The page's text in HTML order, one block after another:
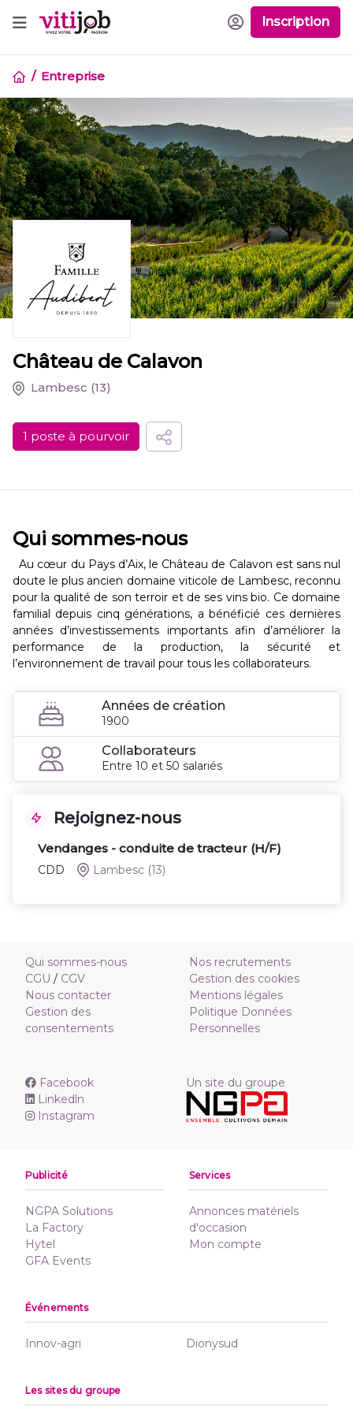
Inscription
Entreprise
Château de Calavon
Lambesc (13)
1 poste à pourvoir
Qui sommes-nous
Au cœur du Pays d’Aix, le Château de Calavon est sans nul
doute le plus ancien domaine viticole de Lambesc, reconnu
pour la qualité de son terroir et de ses vins bio. Ce domaine
familial depuis cinq générations, a bénéficié ces dernières
années d’investissements importants afin d’améliorer la
performance de la production, la sécurité et
l’environnement de travail pour tous les collaborateurs.
Années de création
1900
Collaborateurs
Entre 10 et 50 salariés
Rejoignez-nous
Vendanges - conduite de tracteur (H/F)
CDD Lambesc (13)
Qui sommes-nous
CGU / CGV
Nous contacter
Gestion des
consentements
Nos recrutements
Gestion des cookies
Mentions légales
Politique Données
Personnelles
Facebook
Linkedln
Instagram
Un site du groupe
Publicité
NGPA Solutions
La Factory
Hytel
GFA Events
Services
Annonces matériels
d'occasion
Mon compte
Événements
Innov-agri Dionysud
Les sites du groupe